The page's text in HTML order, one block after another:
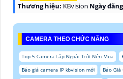
Thương hiệu: KBvision Ngày
CAMERA THEO CHỨC NĂNG
Top 5 Camera Lắp Ngoài Trời Nên Mua
Báo giá camera IP kbvision mới
Báo